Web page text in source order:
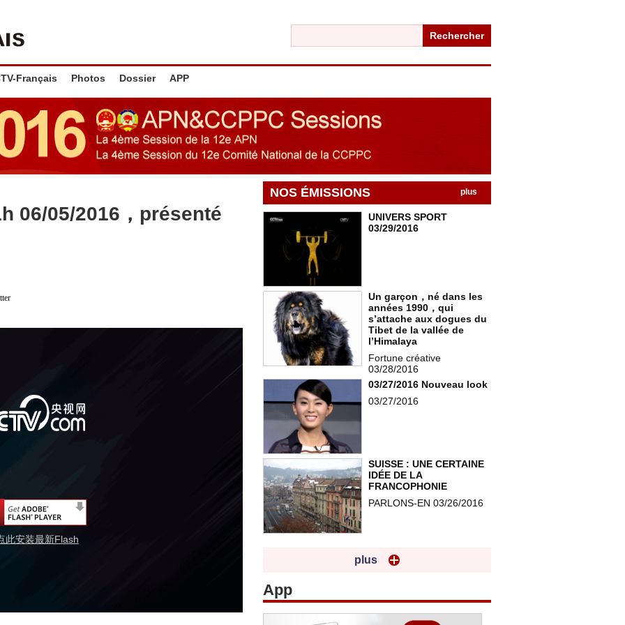
Rechercher
Français Photos Dossier APP
06/05/2016，présenté
此安装最新Flash
NOS ÉMISSIONS plus
UNIVERS SPORT
03/29/2016
Un garçon，né dans les
années 1990，qui
s’attache aux dogues du
Tibet de la vallée de
l’Himalaya
Fortune créative
03/28/2016
03/27/2016 Nouveau look
03/27/2016
SUISSE : UNE CERTAINE
IDÉE DE LA
FRANCOPHONIE
PARLONS-EN 03/26/2016
plus
App